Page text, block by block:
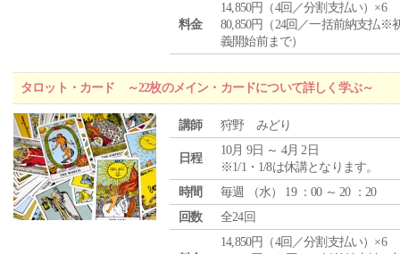
料金
14,850円（4回／分割支払い）×6
80,850円（24回／一括前納支払※
義開始前まで）
タロット・カード ～22枚のメイン・カードについて詳しく学ぶ～
講師 狩野 みどり
日程
10月 9日 ～ 4月 2日
※1/1・1/8は休講となります。
時間
毎週 （水） 19 ：00 ～ 20 ：20
回数
全24回
14,850円（4回／分割支払い）×6